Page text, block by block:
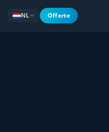
NL Offerte